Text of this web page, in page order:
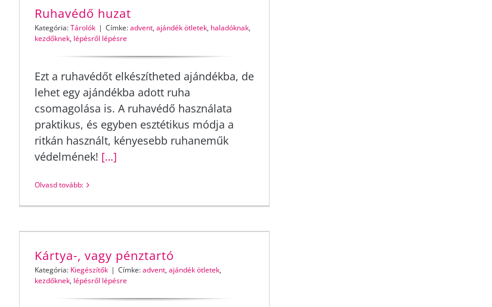
Ruhavédő huzat
Kategória:Tárolók | Címke:advent, ajándék ötletek, haladóknak,
kezdőknek, lépésről lépésre
Ezt a ruhavédőt elkészítheted ajándékba, de
lehet egy ajándékba adott ruha
csomagolása is. A ruhavédő használata
praktikus, és egyben esztétikus módja a
ritkán használt, kényesebb ruhaneműk
védelmének! […]
Olvasd tovább:
Kártya-, vagy pénztartó
Kategória: Kiegészítők | Címke:advent, ajándék ötletek,
kezdőknek, lépésről lépésre